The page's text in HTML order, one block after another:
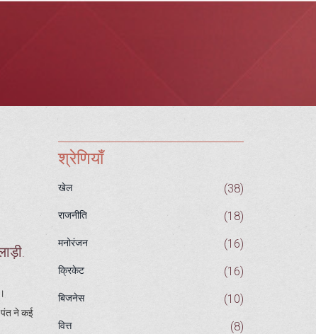
.
ने कई
श्रेणियाँ
खेल (38)
राजनीति (18)
मनोरंजन (16)
क्रिकेट (16)
बिजनेस (10)
वित्त (8)